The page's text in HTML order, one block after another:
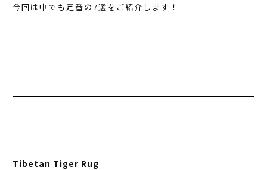
今回は中でも定番の7選をご紹介します！
Tibetan Tiger Rug